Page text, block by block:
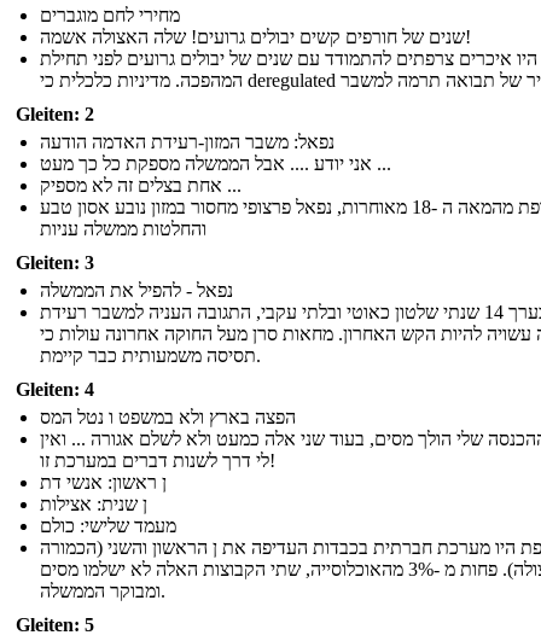
מחירי לחם מוגברים
שנים של חורפים קשים יבולים גרועים! שלה האצולה אשמה!
היו איכרים צרפתים להתמודד עם שנים של יבולים גרועים לפני תחילת
Gleiten: 2
נפאל: משבר המזון-רעידת האדמה הודעה
אני יודע .... אבל הממשלה מספקת כל כך מעט ...
אחת בצלים זה לא מספיק ...
כמו צרפת מהמאה ה -18 מאוחרות, נפאל פרצופי מחסור במזון נובע אסון טבע
והחלטות ממשלה עניות
Gleiten: 3
נפאל - להפיל את הממשלה
אחרי בערך 14 שנתי שלטון כאוטי ובלתי עקבי, התגובה העניה למשבר רעידת
להיות הקש האחרון. מחאות סרן מעל החוקה אחרונה עולות כי
תסיסה משמעותית כבר קיימת.
Gleiten: 4
הפצה בארץ ולא במשפט ו נטל המס
שלי הולך מסים, בעוד שני אלה כמעט ולא לשלם אגורה ... ואין
לי דרך לשנות דברים במערכת זו!
ן ראשון: אנשי דת
ן שנית: אצילות
מעמד שלישי: כולם
היו מערכת חברתית בכבדות העדיפה את ן הראשון והשני (הכמורה
והאצולה). פחות מ -3% מהאוכלוסייה, שתי הקבוצות האלה לא ישלמו מסים
ומבוקר הממשלה.
Gleiten: 5